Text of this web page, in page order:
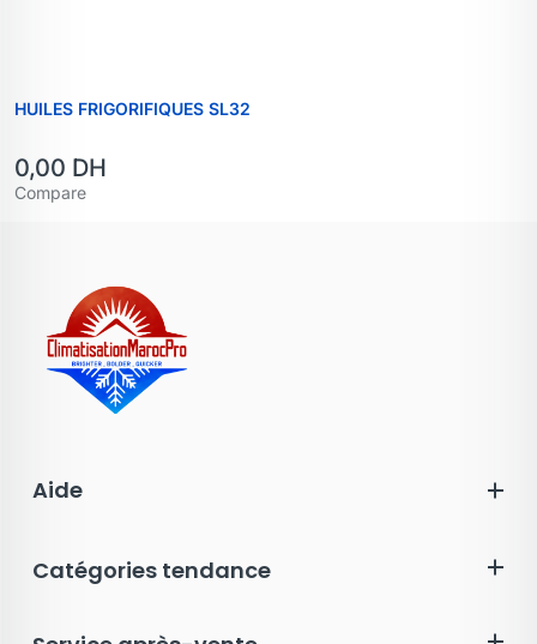
HUILES FRIGORIFIQUES SL32
0,00 DH
Compare
Aide
Catégories tendance